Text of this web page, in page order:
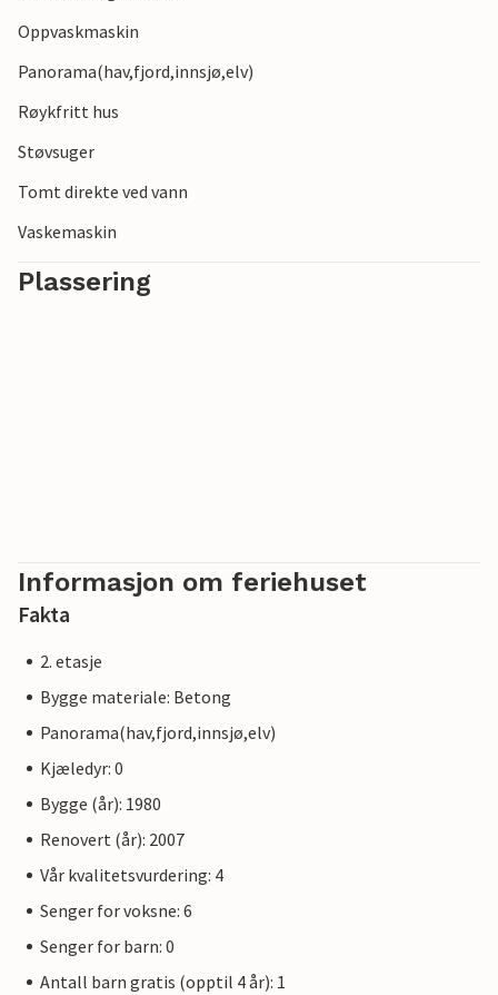
Oppvaskmaskin
Panorama(hav,fjord,innsjø,elv)
Røykfritt hus
Støvsuger
Tomt direkte ved vann
Vaskemaskin
Plassering
Informasjon om feriehuset
Fakta
2. etasje
Bygge materiale: Betong
Panorama(hav,fjord,innsjø,elv)
Kjæledyr: 0
Bygge (år): 1980
Renovert (år): 2007
Vår kvalitetsvurdering: 4
Senger for voksne: 6
Senger for barn: 0
Antall barn gratis (opptil 4 år): 1